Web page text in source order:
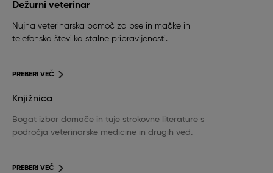
Dežurni veterinar
Nujna veterinarska pomoč za pse in mačke in
telefonska številka stalne pripravljenosti.
PREBERI VEČ
Knjižnica
Bogat izbor domače in tuje strokovne literature s
področja veterinarske medicine in drugih ved.
PREBERI VEČ